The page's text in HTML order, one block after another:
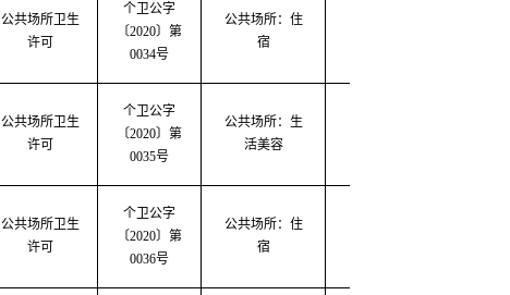
公共场所卫生
许可
个卫公字
〔2020〕第
0034号
公共场所：住
宿
公共场所卫生
许可
个卫公字
〔2020〕第
0035号
公共场所：生
活美容
公共场所卫生
许可
个卫公字
〔2020〕第
0036号
公共场所：住
宿